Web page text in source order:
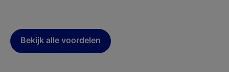
Bekijk alle voordelen